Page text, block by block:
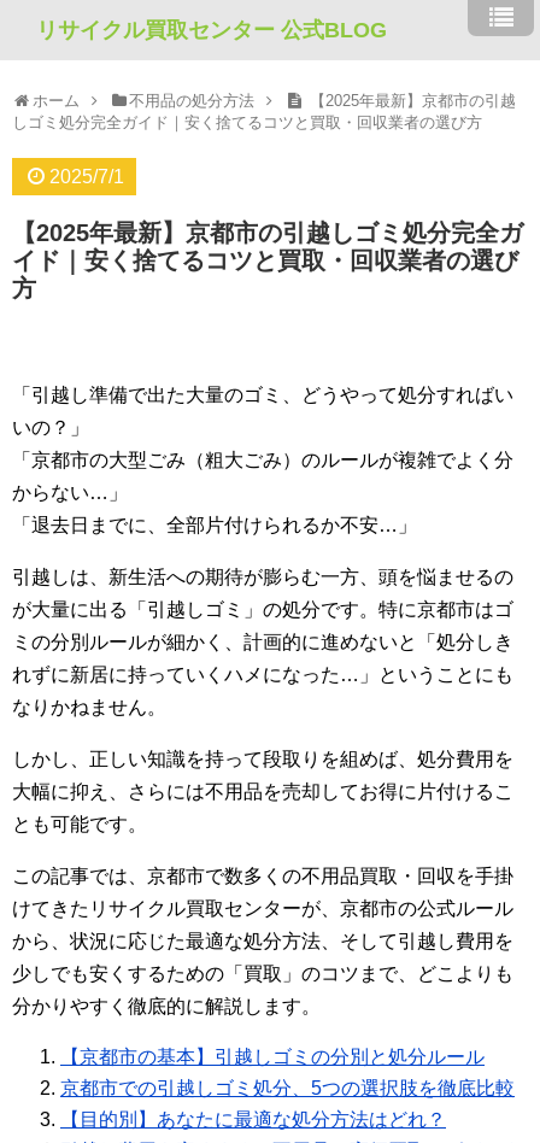
リサイクル買取センター 公式BLOG
ホーム 不用品の処分方法
【2025年最新】京都市の引越
しゴミ処分完全ガイド｜安く捨てるコツと買取・回収業者の選び方
2025/7/1
【2025年最新】京都市の引越しゴミ処分完全ガ
イド｜安く捨てるコツと買取・回収業者の選び
方
「引越し準備で出た大量のゴミ、どうやって処分すればい
いの？」
「京都市の大型ごみ（粗大ごみ）のルールが複雑でよく分
からない…」
「退去日までに、全部片付けられるか不安…」
引越しは、新生活への期待が膨らむ一方、頭を悩ませるの
が大量に出る「引越しゴミ」の処分です。特に京都市はゴ
ミの分別ルールが細かく、計画的に進めないと「処分しき
れずに新居に持っていくハメになった…」ということにも
なりかねません。
しかし、正しい知識を持って段取りを組めば、処分費用を
大幅に抑え、さらには不用品を売却してお得に片付けるこ
とも可能です。
この記事では、京都市で数多くの不用品買取・回収を手掛
けてきたリサイクル買取センターが、京都市の公式ルール
から、状況に応じた最適な処分方法、そして引越し費用を
少しでも安くするための「買取」のコツまで、どこよりも
分かりやすく徹底的に解説します。
【京都市の基本】引越しゴミの分別と処分ルール
京都市での引越しゴミ処分、5つの選択肢を徹底比較
【目的別】あなたに最適な処分方法はどれ？